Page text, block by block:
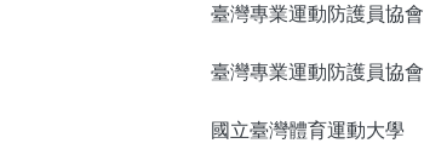
臺灣專業運動防護員協會
臺灣專業運動防護員協會
國立臺灣體育運動大學